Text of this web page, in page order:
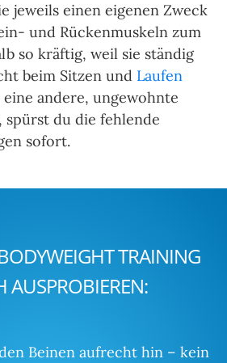
jeweils einen eigenen Zweck
und Rückenmuskeln zum
so kräftig, weil sie ständig
beim Sitzen und Laufen
andere, ungewohnte
du die fehlende
sofort.
TRAINING
AUSPROBIEREN:
Beinen aufrecht hin – kein